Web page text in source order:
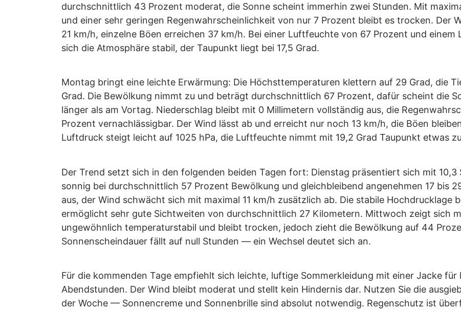
durchschnittlich 43 Prozent moderat, die Sonne scheint immerhin zwei Stunden. Mit
und einer sehr geringen Regenwahrscheinlichkeit von nur 7 Prozent bleibt es trocken. Der
21 km/h, einzelne Böen erreichen 37 km/h. Bei einer Luftfeuchte von 67 Prozent und
sich die Atmosphäre stabil, der Taupunkt liegt bei 17,5 Grad.
Montag bringt eine leichte Erwärmung: Die Höchsttemperaturen klettern auf 29 Grad, die
Grad. Die Bewölkung nimmt zu und beträgt durchschnittlich 67 Prozent, dafür scheint die
länger als am Vortag. Niederschlag bleibt mit 0 Millimetern vollständig aus, die
Prozent vernachlässigbar. Der Wind lässt ab und erreicht nur noch 13 km/h, die Böen
Luftdruck steigt leicht auf 1025 hPa, die Luftfeuchte nimmt mit 19,2 Grad Taupunkt etwas
Der Trend setzt sich in den folgenden beiden Tagen fort: Dienstag präsentiert sich mit 10,3
sonnig bei durchschnittlich 57 Prozent Bewölkung und gleichbleibend angenehmen 17 bis
aus, der Wind schwächt sich mit maximal 11 km/h zusätzlich ab. Die stabile Hochdrucklage
ermöglicht sehr gute Sichtweiten von durchschnittlich 27 Kilometern. Mittwoch zeigt sich
ungewöhnlich temperaturstabil und bleibt trocken, jedoch zieht die Bewölkung auf 44
Sonnenscheindauer fällt auf null Stunden — ein Wechsel deutet sich an.
Für die kommenden Tage empfiehlt sich leichte, luftige Sommerkleidung mit einer Jacke
Abendstunden. Der Wind bleibt moderat und stellt kein Hindernis dar. Nutzen Sie die
der Woche — Sonnencreme und Sonnenbrille sind absolut notwendig. Regenschutz ist